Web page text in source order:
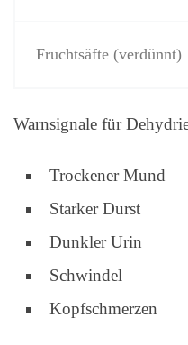
Fruchtsäfte (verdünnt)
Warnsignale für
Trockener Mund
Starker Durst
Dunkler Urin
Schwindel
Kopfschmerzen